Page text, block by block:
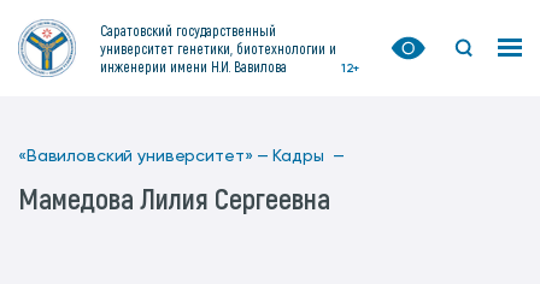
Саратовский государственный
университет генетики, биотехнологии и
инженерии имени Н.И. Вавилова
12+
«Вавиловский университет» — Кадры —
Мамедова Лилия Сергеевна